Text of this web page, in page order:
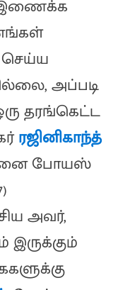
இணைக்க
செய்ய
அப்படி
தரங்கெட்ட
ரஜினிகாந்த்
போயஸ்
அவர்,
இருக்கும்